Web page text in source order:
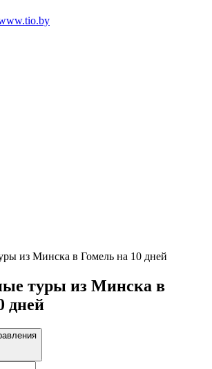
туры из Минска в
дней